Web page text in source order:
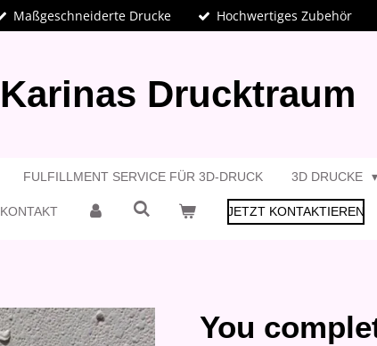
Maßgeschneiderte Drucke Hochwertiges Zubehör
Karinas Drucktraum
FULFILLMENT SERVICE FÜR 3D-DRUCK 3D DRUCKE
KONTAKT JETZT KONTAKTIEREN
You